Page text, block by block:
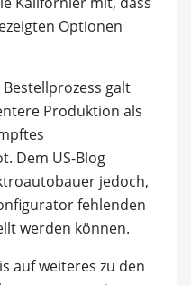
Optionen
galt
Produktion als
Dem US-Blog
jedoch,
fehlenden
werden können.
auf weiteres zu den